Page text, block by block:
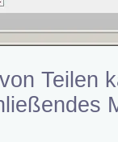
Teilen